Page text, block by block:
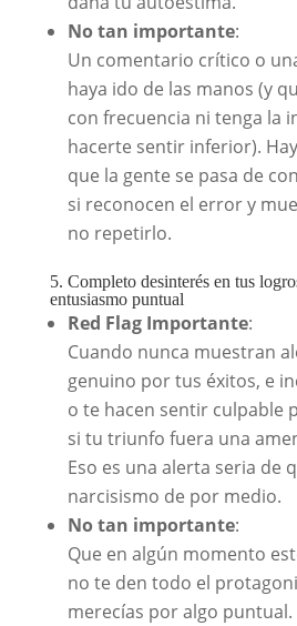
No tan importante:
Un comentario crítico o
haya ido de las manos (y
con frecuencia ni tenga la
hacerte sentir inferior).
que la gente se pasa de
si reconocen el error y
no repetirlo.
5. Completo desinterés en tus
entusiasmo puntual
Red Flag Importante:
Cuando nunca muestran
genuino por tus éxitos, e
o te hacen sentir culpable
si tu triunfo fuera una
Eso es una alerta seria de
narcisismo de por medio.
No tan importante:
Que en algún momento
no te den todo el
merecías por algo puntual.